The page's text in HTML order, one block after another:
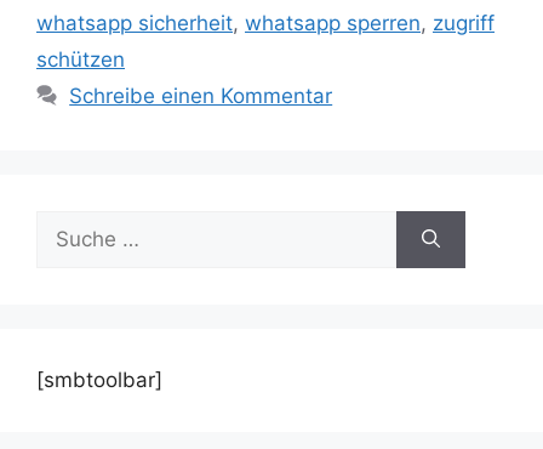
whatsapp sicherheit, whatsapp sperren, zugriff
schützen
Schreibe einen Kommentar
nach:
[smbtoolbar]